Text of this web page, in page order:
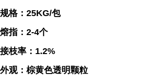
规格：25KG/包
熔指：2-4个
接枝率：1.2%
外观： 棕黄色透明颗粒